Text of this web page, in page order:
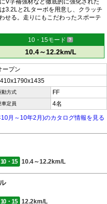
V字補強材など徹底的に強化された
3.2Lと2Lターボを用意し、クラッチ
せる。走りにもこだわったスポーテ
10・15モード
10.4～12.2km/L
ープン
動方式 FF
車定員
4名
月～10年2月)のカタログ情報を見る
10・15 10.4～12.2km/L
10・15 12.2km/L